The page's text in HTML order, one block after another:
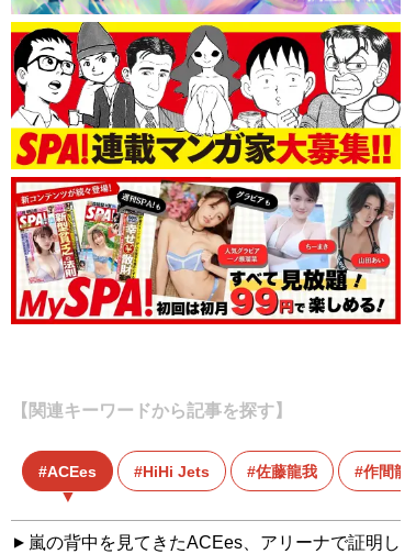
【関連キーワードから記事を探す】
ACEes HiHi Jets 佐藤龍我 作間龍斗
嵐の背中を見てきたACEes、アリーナで証明し